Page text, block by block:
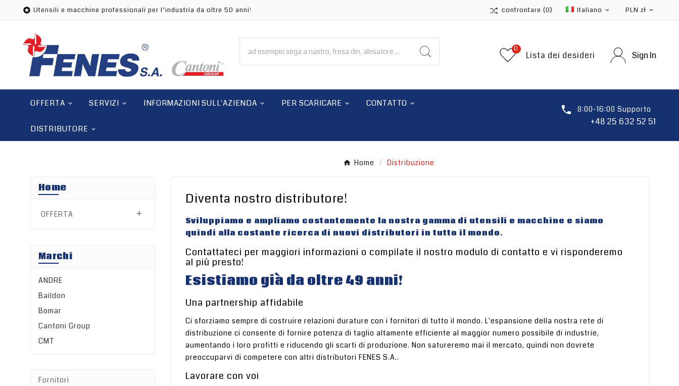
 Utensili e macchine professionali per l’industria da oltre 50 anni! confrontare (0) Italiano  PLN zł 
Lista dei desideri
0
Sign In
OFFERTA SERVIZI INFORMAZIONI SULL'AZIENDA PER SCARICARE CONTATTO
DISTRIBUTORE
 8:00-16:00 Supporto
+48 25 632 52 51
Home Distribuzione
Home
OFFERTA 
Marchi
ANDRE
Baildon
Bomar
Cantoni Group
CMT
Fornitori
Diventa nostro distributore!
Sviluppiamo e ampliamo costantemente la nostra gamma di utensili e macchine e siamo
quindi alla costante ricerca di nuovi distributori in tutto il mondo.
Contattateci per maggiori informazioni o compilate il nostro modulo di contatto e vi risponderemo
al più presto!
Esistiamo già da oltre 49 anni!
Una partnership affidabile
Ci sforziamo sempre di costruire relazioni durature con i fornitori di tutto il mondo. L'espansione della nostra rete di
distribuzione ci consente di fornire potenza di taglio altamente efficiente al maggior numero possibile di industrie,
aumentando i loro profitti e riducendo gli scarti di produzione. Non satureremo mai il mercato, quindi non dovrete
preoccuparvi di competere con altri distributori FENES S.A..
Lavorare con voi